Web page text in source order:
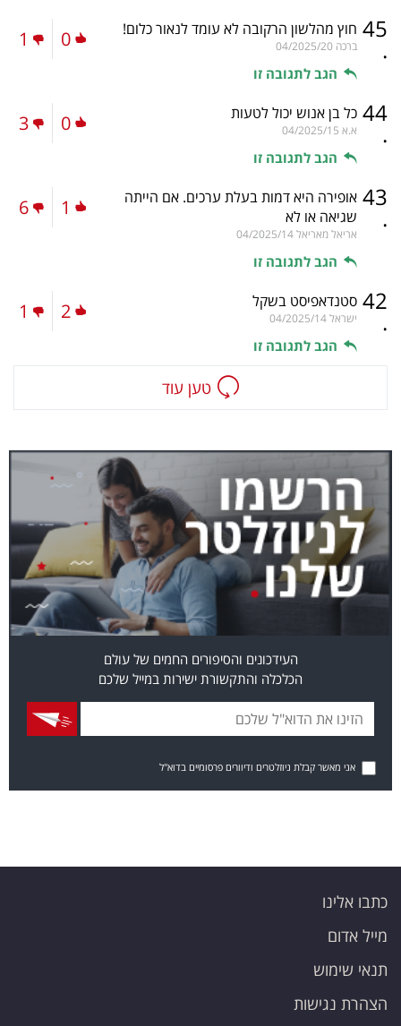
45
.
חוץ מהלשון הרקובה לא עומד לנאור כלום!
ברכה 04/2025/20
הגב לתגובה זו
0
1
44
.
כל בן אנוש יכול לטעות
א.א 04/2025/15
הגב לתגובה זו
0
3
43
.
אופירה היא דמות בעלת ערכים. אם הייתה
שגיאה או לא
אריאל מאריאל04/2025/14
הגב לתגובה זו
1
6
42
.
סטנדאפיסט בשקל
ישראל04/2025/14
הגב לתגובה זו
2
1
טען עוד
העידכונים והסיפורים החמים של עולם
הכלכלה והתקשורת ישירות במייל שלכם
אני מאשר קבלת ניוזלטרים ודיוורים פרסומיים בדוא"ל
כתבו אלינו
מייל אדום
תנאי שימוש
הצהרת נגישות